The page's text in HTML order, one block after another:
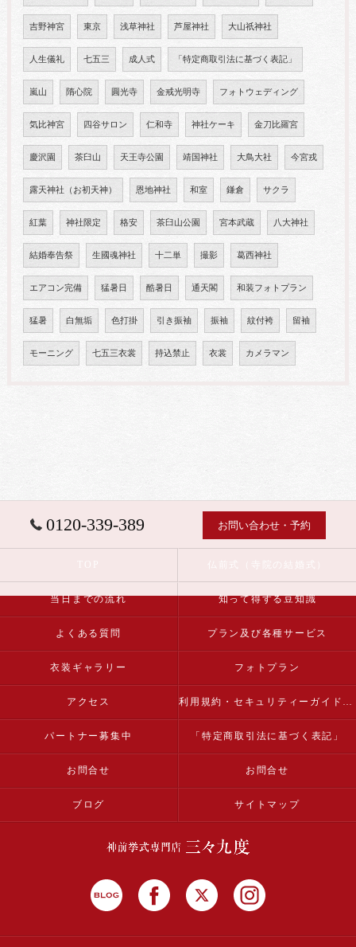
吉野神宮 東京 浅草神社 芦屋神社 大山祇神社
人生儀礼 七五三 成人式 「特定商取引法に基づく表記」
嵐山 隋心院 圓光寺 金戒光明寺 フォトウェディング
気比神宮 四谷サロン 仁和寺 神社ケーキ 金刀比羅宮
慶沢園 茶臼山 天王寺公園 靖国神社 大鳥大社 今宮戎
露天神社（お初天神） 恩地神社 和室 鎌倉 サクラ
紅葉 神社限定 格安 茶臼山公園 宮本武蔵 八大神社
結婚奉告祭 生國魂神社 十二単 撮影 葛西神社
エアコン完備 猛暑日 酷暑日 通天閣 和装フォトプラン
猛暑 白無垢 色打掛 引き振袖 振袖 紋付袴 留袖
モーニング 七五三衣裳 持込禁止 衣裳 カメラマン
0120-339-389 お問い合わせ・予約
当日までの流れ 知って得する豆知識
よくある質問 プラン及び各種サービス
衣装ギャラリー フォトプラン
アクセス 利用規約・セキュリティーガイドライン
パートナー募集中 「特定商取引法に基づく表記」
お問合せ お問合せ
ブログ サイトマップ